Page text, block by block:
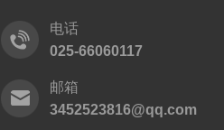
电话
025-66060117
邮箱
3452523816@qq.com